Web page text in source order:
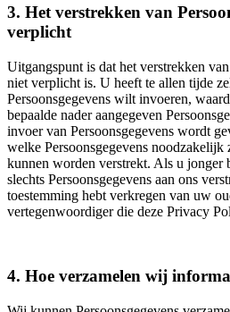
3. Het verstrekken van
verplicht
Uitgangspunt is dat het verstrekken
niet verplicht is. U heeft te allen tijde
Persoonsgegevens wilt invoeren,
bepaalde nader aangegeven
invoer van Persoonsgegevens wordt
welke Persoonsgegevens
kunnen worden verstrekt. Als u jonger
slechts Persoonsgegevens aan ons
toestemming hebt verkregen van uw
vertegenwoordiger die deze Privacy
4. Hoe verzamelen wij